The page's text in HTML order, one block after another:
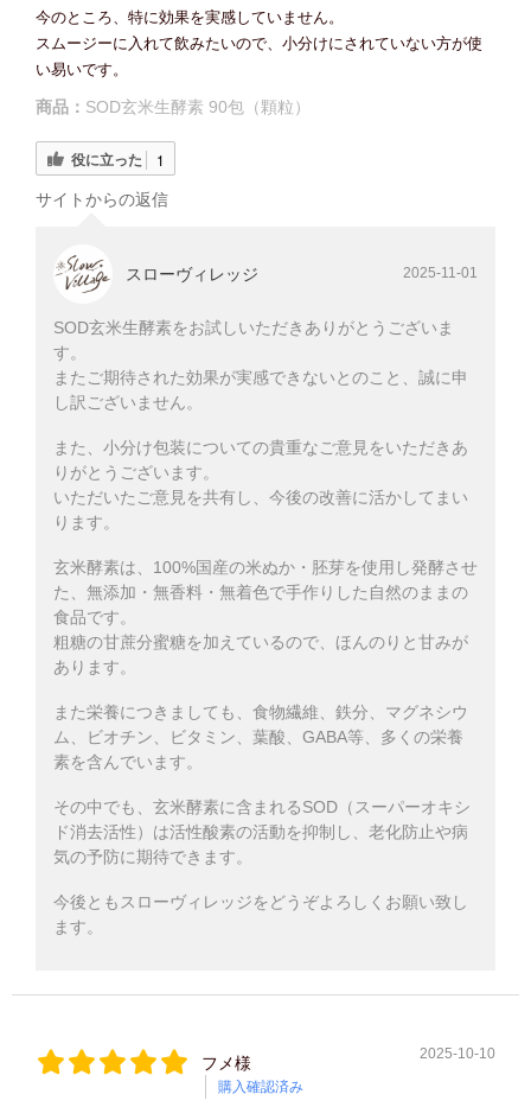
今のところ、特に効果を実感していません。
スムージーに入れて飲みたいので、小分けにされていない方が使
い易いです。
商品： SOD玄米生酵素 90包（顆粒）
役に立った 1
サイトからの返信
スローヴィレッジ 2025-11-01
SOD玄米生酵素をお試しいただきありがとうございま
す。
またご期待された効果が実感できないとのこと、誠に申
し訳ございません。
また、小分け包装についての貴重なご意見をいただきあ
りがとうございます。
いただいたご意見を共有し、今後の改善に活かしてまい
ります。
玄米酵素は、100%国産の米ぬか・胚芽を使用し発酵させ
た、無添加・無香料・無着色で手作りした自然のままの
食品です。
粗糖の甘蔗分蜜糖を加えているので、ほんのりと甘みが
あります。
また栄養につきましても、食物繊維、鉄分、マグネシウ
ム、ビオチン、ビタミン、葉酸、GABA等、多くの栄養
素を含んでいます。
その中でも、玄米酵素に含まれるSOD（スーパーオキシ
ド消去活性）は活性酸素の活動を抑制し、老化防止や病
気の予防に期待できます。
今後ともスローヴィレッジをどうぞよろしくお願い致し
ます。
フメ様
購入確認済み
2025-10-10